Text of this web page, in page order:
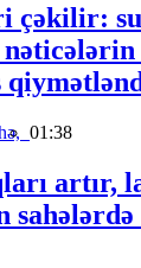
çəkilir:
01:38
artır,